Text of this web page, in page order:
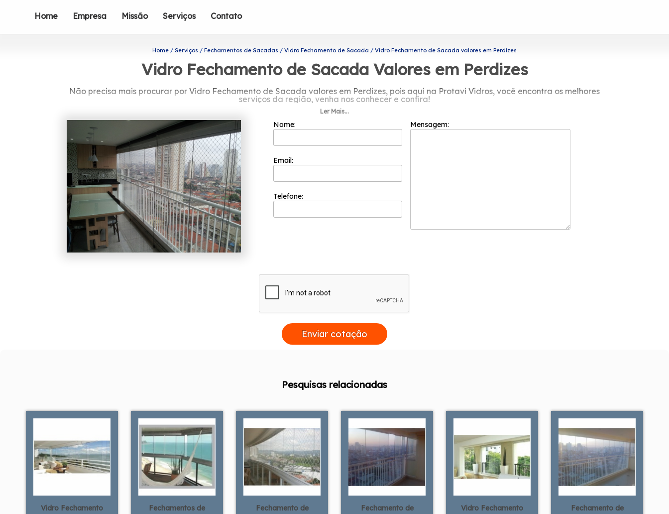
Home Empresa Missão Serviços Contato
Home Serviços Fechamentos de Sacadas Vidro Fechamento de Sacada Vidro Fechamento de Sacada valores em Perdizes
Vidro Fechamento de Sacada Valores em Perdizes
Não precisa mais procurar por Vidro Fechamento de Sacada valores em Perdizes, pois aqui na Protavi Vidros, você encontra os melhores
serviços da região, venha nos conhecer e confira!
Precisa de Vidro Fechamento de Sacada valores em Perdizes? Confira os produtos e serviços disponibilizados pela Protavi Vidros, você
pode encontrar box para banheiros, envidraçamento de sacadas, portas de vidro, coberturas com vidro, entre outras opções para
atender suas necessidades. Nossos profissionais estão prontos para atendê-lo adequadamente, entre em contato.
Ler Mais...
Nome:
Email:
Telefone:
Mensagem:
Enviar cotação
Pesquisas relacionadas
Vidro Fechamento
Fechamentos de
Fechamento de
Fechamento de
Vidro Fechamento
Fechamento de